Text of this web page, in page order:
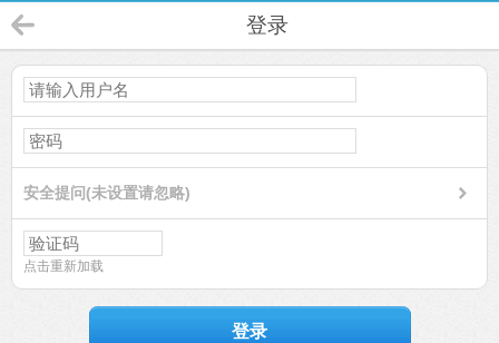
登录
安全提问(未设置请忽略)
点击重新加载
登录